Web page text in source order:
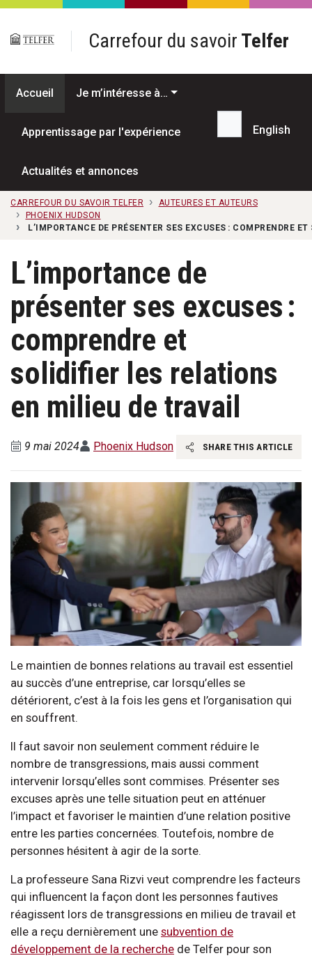
Passer au contenu principal
Carrefour du savoir Telfer
Accueil Je m’intéresse à…
Apprentissage par l'expérience
Actualités et annonces
Recherche...
English
CARREFOUR DU SAVOIR TELFER
AUTEURES ET AUTEURS
PHOENIX HUDSON
L’IMPORTANCE DE PRÉSENTER SES EXCUSES : COMPRENDRE
L’importance de
présenter ses excuses :
comprendre et
solidifier les relations
en milieu de travail
9 mai 2024 Phoenix Hudson SHARE THIS ARTICLE
Le maintien de bonnes relations au travail est essentiel
au succès d’une entreprise, car lorsqu’elles se
détériorent, c’est à la fois les gens et l’organisation qui
en souffrent.
Il faut savoir non seulement comment réduire le
nombre de transgressions, mais aussi comment
intervenir lorsqu’elles sont commises. Présenter ses
excuses après une telle situation peut en atténuer
l’impact et favoriser le maintien d’une relation positive
entre les parties concernées. Toutefois, nombre de
personnes hésitent à agir de la sorte.
La professeure Sana Rizvi veut comprendre les facteurs
qui influencent la façon dont les personnes fautives
réagissent lors de transgressions en milieu de travail et
elle a reçu dernièrement une subvention de
développement de la recherche de Telfer pour son